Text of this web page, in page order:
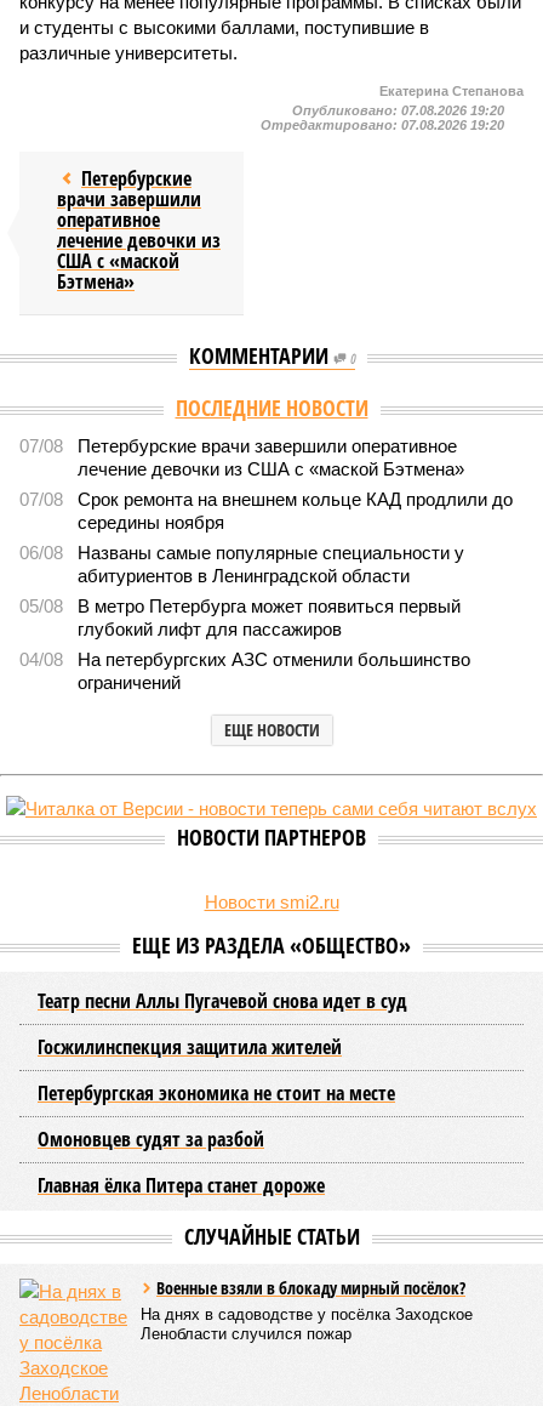
и студенты с высокими баллами, поступившие в
различные университеты.
Екатерина Степанова
Опубликовано: 07.08.2026 19:20
Отредактировано: 07.08.2026 19:20
Петербурские
врачи завершили
оперативное
лечение девочки из
США с «маской
Бэтмена»
КОММЕНТАРИИ 0
ПОСЛЕДНИЕ НОВОСТИ
07/08
Петербурские врачи завершили оперативное
лечение девочки из США с «маской Бэтмена»
07/08
Срок ремонта на внешнем кольце КАД продлили до
середины ноября
06/08
Названы самые популярные специальности у
абитуриентов в Ленинградской области
05/08
В метро Петербурга может появиться первый
глубокий лифт для пассажиров
04/08
На петербургских АЗС отменили большинство
ограничений
ЕЩЕ НОВОСТИ
НОВОСТИ ПАРТНЕРОВ
Новости smi2.ru
ЕЩЕ ИЗ РАЗДЕЛА «ОБЩЕСТВО»
Театр песни Аллы Пугачевой снова идет в суд
Госжилинспекция защитила жителей
Петербургская экономика не стоит на месте
Омоновцев судят за разбой
Главная ёлка Питера станет дороже
СЛУЧАЙНЫЕ СТАТЬИ
Военные взяли в блокаду мирный посёлок?
На днях в садоводстве у посёлка Заходское
Ленобласти случился пожар